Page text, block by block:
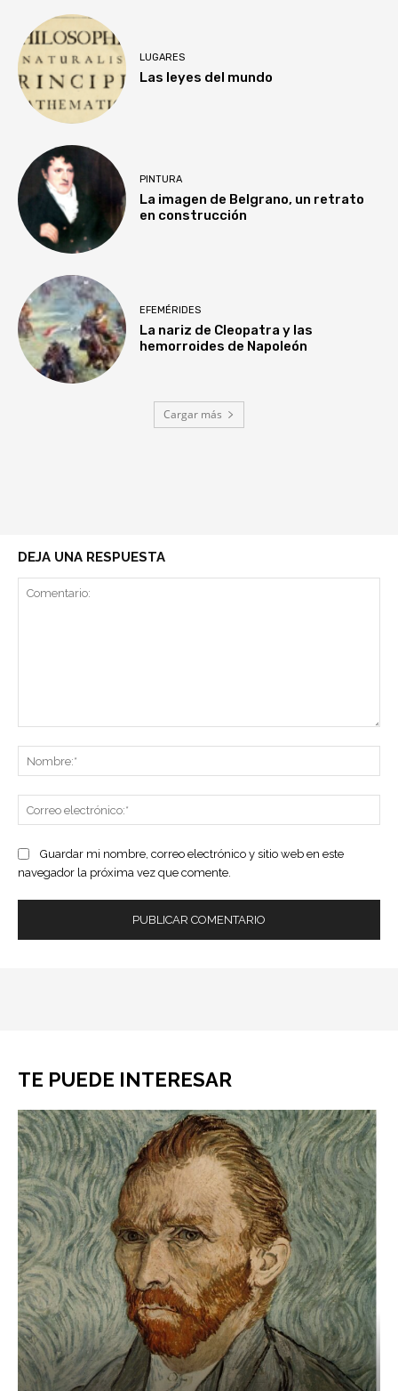
LUGARES
Las leyes del mundo
PINTURA
La imagen de Belgrano, un retrato
en construcción
EFEMÉRIDES
La nariz de Cleopatra y las
hemorroides de Napoleón
Cargar más
DEJA UNA RESPUESTA
Guardar mi nombre, correo electrónico y sitio web en este
navegador la próxima vez que comente.
TE PUEDE INTERESAR